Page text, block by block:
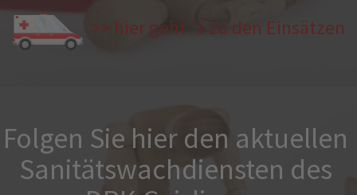
>> hier geht´s zu den Einsätzen
Folgen Sie hier den aktuellen
Sanitätswachdiensten des